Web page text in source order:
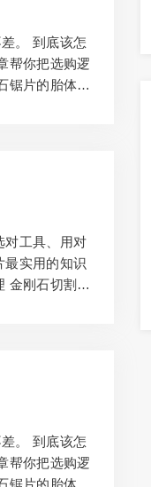
。 到底该怎
帮你把选购逻
锯片的胎体配
高越耐用，
软硬。石材
对工具、用对
最实用的知识
金刚石切割片
的选购要点
制造工艺。
。 到底该怎
帮你把选购逻
锯片的胎体配